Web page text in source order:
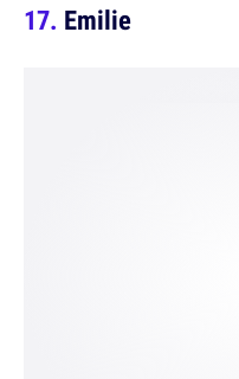
Emilie